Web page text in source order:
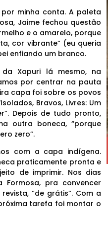
minha conta. A paleta
Jaime fechou questão
e o amarelo, porque
cor vibrante” (eu queria
enfiando um branco.
Xapuri lá mesmo, na
por centrar na pauta
capa foi sobre os povos
Bravos, Livres: Um
Depois de tudo pronto,
outra boneca, “porque
zero”.
com a capa indígena.
praticamente pronta e
de imprimir. Nos dias
Formosa, pra convencer
“de grátis”. Com a
tarefa foi montar o